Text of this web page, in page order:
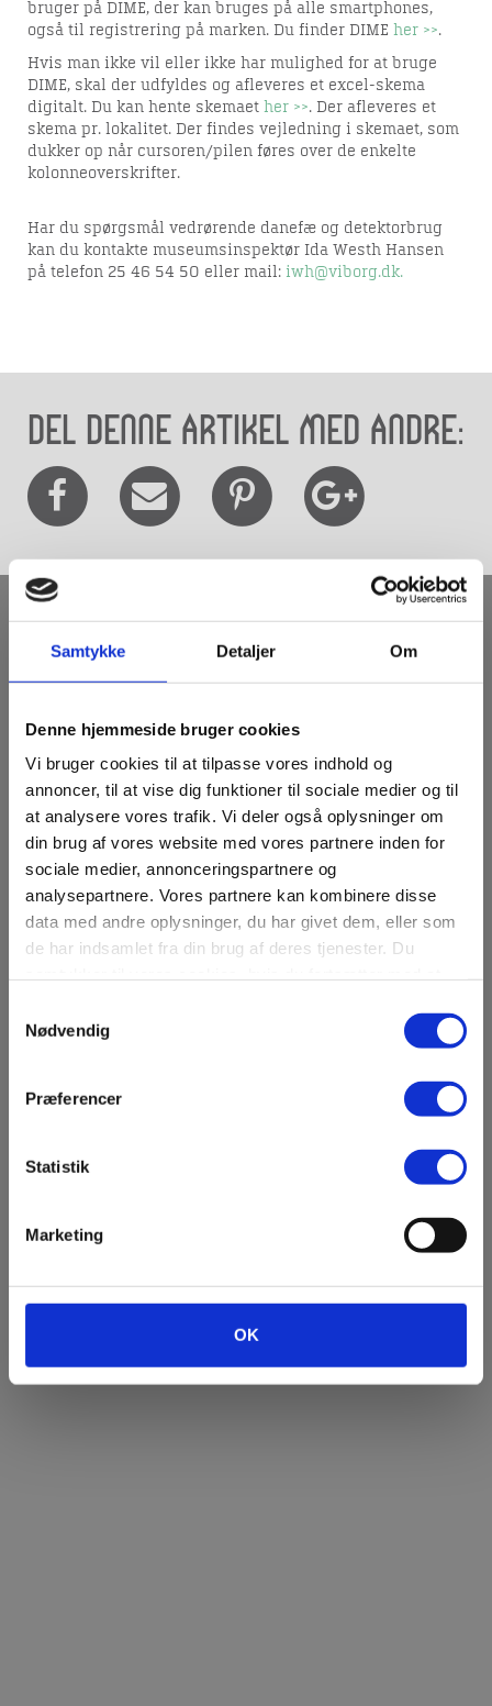
Samtykke Detaljer Om
Denne hjemmeside bruger cookies
Vi bruger cookies til at tilpasse vores indhold og
annoncer, til at vise dig funktioner til sociale medier og til
at analysere vores trafik. Vi deler også oplysninger om
din brug af vores website med vores partnere inden for
sociale medier, annonceringspartnere og
analysepartnere. Vores partnere kan kombinere disse
data med andre oplysninger, du har givet dem, eller som
de har indsamlet fra din brug af deres tjenester. Du
Nødvendig
Præferencer
Statistik
Marketing
OK
EFTER 49 ÅR: SPOR AF TIDLIG
fundet ved Søndersø i Viborg. Fundet
er det første af sin slags i kommunen.
MÅNEDENS FUND
Her kan du læse om månedens fund på
bruger på DIME, der kan bruges på alle smartphones,
også til registrering på marken. Du finder DIME her >>.
Hvis man ikke vil eller ikke har mulighed for at bruge
DIME, skal der udfyldes og afleveres et excel-skema
digitalt. Du kan hente skemaet her >>. Der afleveres et
skema pr. lokalitet. Der findes vejledning i skemaet, som
dukker op når cursoren/pilen føres over de enkelte
kolonneoverskrifter.
Har du spørgsmål vedrørende danefæ og detektorbrug
kan du kontakte museumsinspektør Ida Westh Hansen
på telefon 25 46 54 50 eller mail: iwh@viborg.dk.
Del denne artikel med andre: